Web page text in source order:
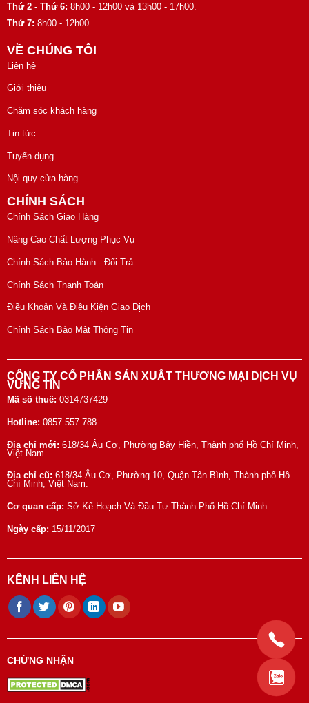
Thứ 2 - Thứ 6: 8h00 - 12h00 và 13h00 - 17h00.
Thứ 7: 8h00 - 12h00.
VỀ CHÚNG TÔI
Liên hệ
Giới thiệu
Chăm sóc khách hàng
Tin tức
Tuyển dụng
Nội quy cửa hàng
CHÍNH SÁCH
Chính Sách Giao Hàng
Nâng Cao Chất Lượng Phục Vụ
Chính Sách Bảo Hành - Đổi Trả
Chính Sách Thanh Toán
Điều Khoản Và Điều Kiện Giao Dịch
Chính Sách Bảo Mật Thông Tin
CÔNG TY CỔ PHẦN SẢN XUẤT THƯƠNG MẠI DỊCH VỤ
VỮNG TÍN
Mã số thuế: 0314737429
Hotline: 0857 557 788
Địa chỉ mới: 618/34 Âu Cơ, Phường Bảy Hiền, Thành phố Hồ Chí Minh,
Việt Nam.
Địa chỉ cũ: 618/34 Âu Cơ, Phường 10, Quận Tân Bình, Thành phố Hồ
Chí Minh, Việt Nam.
Cơ quan cấp: Sở Kế Hoạch Và Đầu Tư Thành Phố Hồ Chí Minh.
Ngày cấp: 15/11/2017
KÊNH LIÊN HỆ
CHỨNG NHẬN